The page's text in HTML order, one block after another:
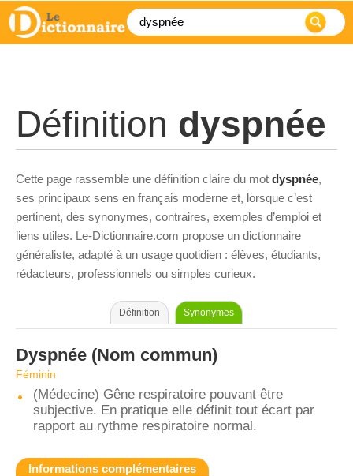
Définition dyspnée
Cette page rassemble une définition claire du mot dyspnée,
ses principaux sens en français moderne et, lorsque c’est
pertinent, des synonymes, contraires, exemples d’emploi et
liens utiles. Le-Dictionnaire.com propose un dictionnaire
généraliste, adapté à un usage quotidien : élèves, étudiants,
rédacteurs, professionnels ou simples curieux.
Définition Synonymes
Dyspnée (Nom commun)
Féminin
(Médecine) Gêne respiratoire pouvant être
subjective. En pratique elle définit tout écart par
rapport au rythme respiratoire normal.
Informations complémentaires